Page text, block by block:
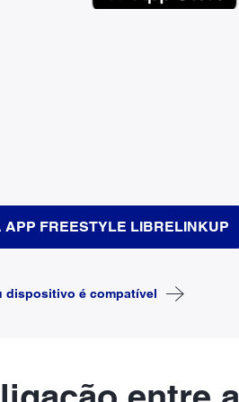
FREESTYLE LIBRELINKUP
dispositivo é compatível